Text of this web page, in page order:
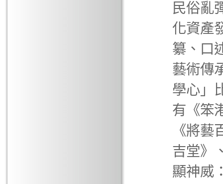
民俗亂
化資產
纂、口
藝術傳
學心」
有《笨
《將
吉堂》
顯神威